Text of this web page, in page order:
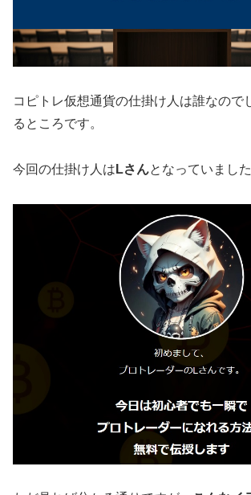
コピトレ仮想通貨の仕掛け人は誰なので
るところです。
今回の仕掛け人は Lさんとなっていました